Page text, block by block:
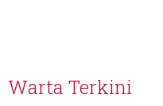
Warta Terkini